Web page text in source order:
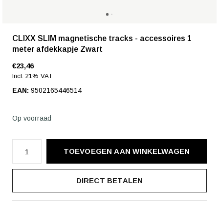
CLIXX SLIM magnetische tracks - accessoires 1
meter afdekkapje Zwart
€23,46
Incl. 21% VAT
EAN: 9502165446514
Op voorraad
TOEVOEGEN AAN WINKELWAGEN
DIRECT BETALEN